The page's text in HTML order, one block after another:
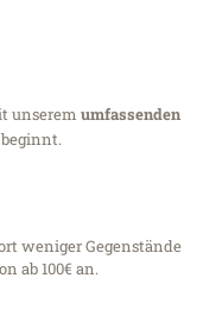
unserem umfassenden
beginnt.
weniger Gegenstände
ab 100€ an.